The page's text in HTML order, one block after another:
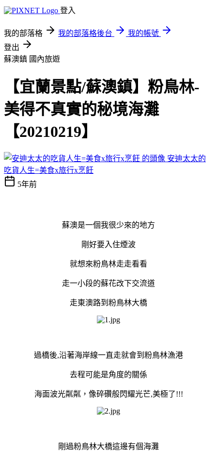
登入
我的部落格 我的部落格後台
我的帳號
登出
蘇澳鎮 國內旅遊
【宜蘭景點/蘇澳鎮】粉鳥林-
美得不真實的秘境海灘
【20210219】
安迪太太的
吃貨人生=美食x旅行x烹飪
5年前
蘇澳是一個我很少來的地方
剛好要入住煙波
就想來粉鳥林走走看看
走一小段的蘇花改下交流道
走東澳路到粉鳥林大橋
過橋後,沿著海岸線一直走就會到粉鳥林漁港
去程可能是角度的關係
海面波光粼粼，像碎礸般閃耀光芒,美極了!!!
剛過粉鳥林大橋這邊有個海灘